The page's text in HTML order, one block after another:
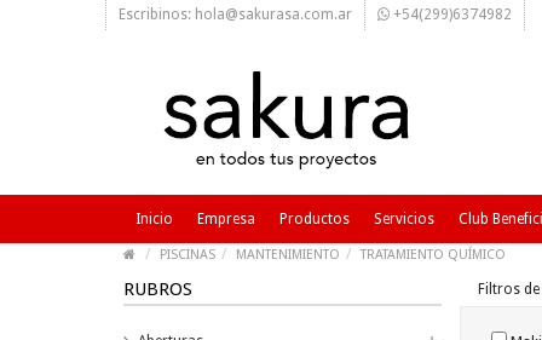
Escribinos: hola@sakurasa.com.ar +54(299)6374982
Inicio Empresa Productos Servicios Club
PISCINAS MANTENIMIENTO TRATAMIENTO QUÍMICO
RUBROS Filtros